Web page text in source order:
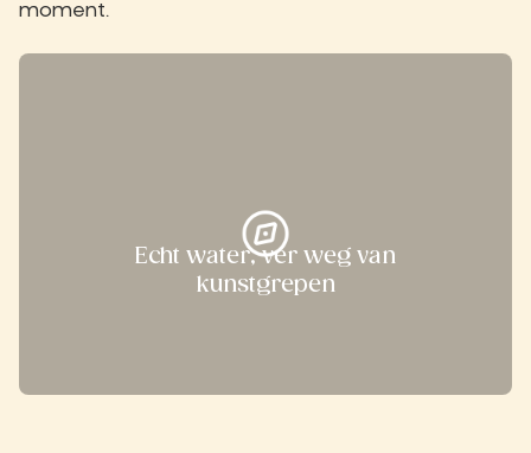
Echt water, ver weg van
kunstgrepen
moment.